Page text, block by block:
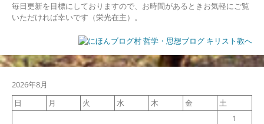
毎日更新を目標にしておりますので、お時間があるときお気軽にご覧
いただければ幸いです（栄光在主）。
2026年8月
日
月 火 水 木 金
土
1